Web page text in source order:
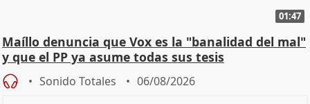
01:47
Maíllo denuncia que Vox es la "banalidad del mal"
y que el PP ya asume todas sus tesis
Sonido Totales 06/08/2026